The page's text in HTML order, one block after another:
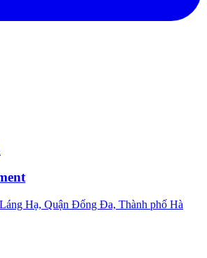
Hạ, Quận Đống Đa, Thành phố Hà